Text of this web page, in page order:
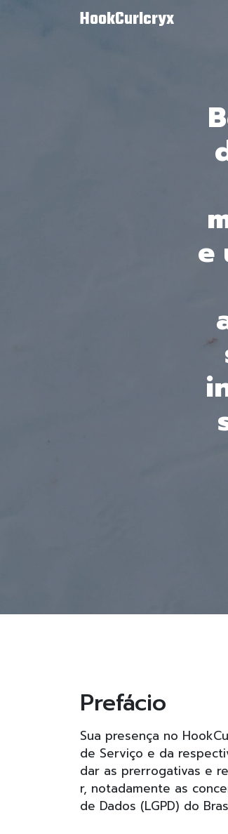
HookCurlcryx
e
Prefácio
Sua presença no
de Serviço e da
dar as prerrogativas e
r, notadamente as
de Dados (LGPD) do